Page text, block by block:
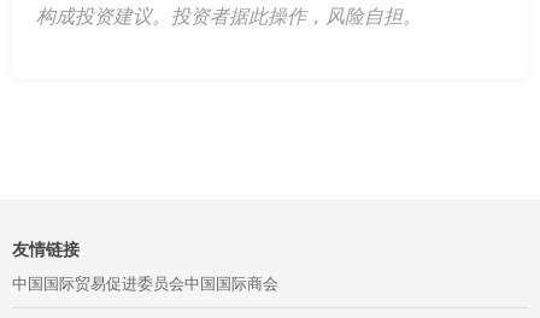
构成投资建议。投资者据此操作，风险自担。
友情链接
中国国际贸易促进委员会中国国际商会